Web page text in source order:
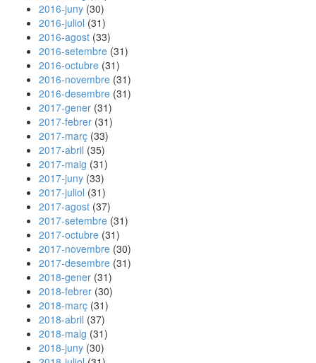
2016-juny (30)
2016-juliol (31)
2016-agost (33)
2016-setembre (31)
2016-octubre (31)
2016-novembre (31)
2016-desembre (31)
2017-gener (31)
2017-febrer (31)
2017-març (33)
2017-abril (35)
2017-maig (31)
2017-juny (33)
2017-juliol (31)
2017-agost (37)
2017-setembre (31)
2017-octubre (31)
2017-novembre (30)
2017-desembre (31)
2018-gener (31)
2018-febrer (30)
2018-març (31)
2018-abril (37)
2018-maig (31)
2018-juny (30)